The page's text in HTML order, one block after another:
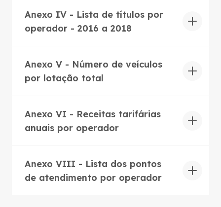
Anexo IV - Lista de títulos por
operador - 2016 a 2018
Anexo V - Número de veículos
por lotação total
Anexo VI - Receitas tarifárias
anuais por operador
Anexo VIII - Lista dos pontos
de atendimento por operador